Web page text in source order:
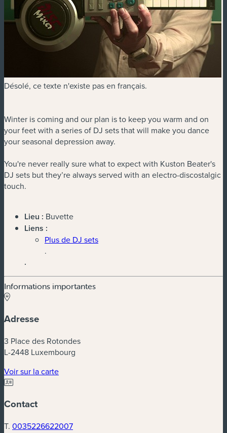
Désolé, ce texte n'existe pas en français.
Winter is coming and our plan is to keep you warm and on
your feet with a series of DJ sets that will make you dance
your seasonal depression away.
You're never really sure what to expect with Kuston Beater's
DJ sets but they’re always served with an electro-discostalgic
touch.
Lieu : Buvette
Liens :
Plus de DJ sets
.
.
Informations importantes
Adresse
3 Place des Rotondes
L-2448 Luxembourg
Voir sur la carte(nouvelle fenêtre)
Contact
T. 0035226622007